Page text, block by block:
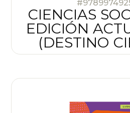
CIENCIAS
EDICIÓN
(DESTINO